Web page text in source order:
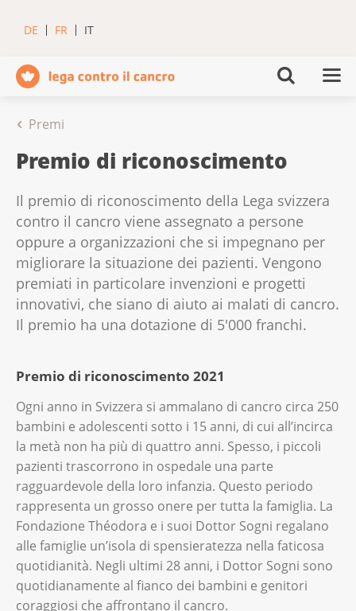
DE FR IT
Premi
Premio di riconoscimento
Il premio di riconoscimento della Lega svizzera
contro il cancro viene assegnato a persone
oppure a organizzazioni che si impegnano per
migliorare la situazione dei pazienti. Vengono
premiati in particolare invenzioni e progetti
innovativi, che siano di aiuto ai malati di cancro.
Il premio ha una dotazione di 5'000 franchi.
Premio di riconoscimento 2021
Ogni anno in Svizzera si ammalano di cancro circa 250
bambini e adolescenti sotto i 15 anni, di cui all’incirca
la metà non ha più di quattro anni. Spesso, i piccoli
pazienti trascorrono in ospedale una parte
ragguardevole della loro infanzia. Questo periodo
rappresenta un grosso onere per tutta la famiglia. La
Fondazione Théodora e i suoi Dottor Sogni regalano
alle famiglie un’isola di spensieratezza nella faticosa
quotidianità. Negli ultimi 28 anni, i Dottor Sogni sono
quotidianamente al fianco dei bambini e genitori
coraggiosi che affrontano il cancro.